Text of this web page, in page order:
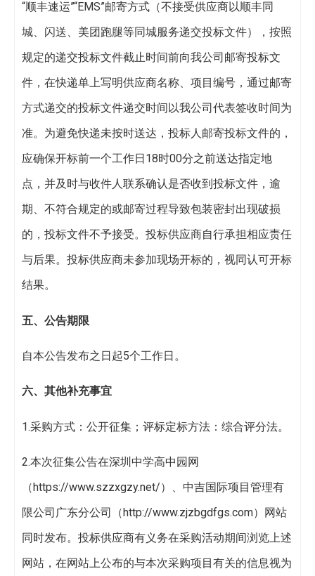
“顺丰速运”“EMS”邮寄方式（不接受供应商以顺丰同
城、闪送、美团跑腿等同城服务递交投标文件），按照
规定的递交投标文件截止时间前向我公司邮寄投标文
件，在快递单上写明供应商名称、项目编号，通过邮寄
方式递交的投标文件递交时间以我公司代表签收时间为
准。为避免快递未按时送达，投标人邮寄投标文件的，
应确保开标前一个工作日18时00分之前送达指定地
点，并及时与收件人联系确认是否收到投标文件，逾
期、不符合规定的或邮寄过程导致包装密封出现破损
的，投标文件不予接受。投标供应商自行承担相应责任
与后果。投标供应商未参加现场开标的，视同认可开标
结果。
五、公告期限
自本公告发布之日起5个工作日。
六、其他补充事宜
1.采购方式：公开征集；评标定标方法：综合评分法。
2.本次征集公告在深圳中学高中园网
（https://www.szzxgzy.net/）、中吉国际项目管理有
限公司广东分公司（http://www.zjzbgdfgs.com）网站
同时发布。投标供应商有义务在采购活动期间浏览上述
网站，在网站上公布的与本次采购项目有关的信息视为